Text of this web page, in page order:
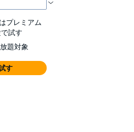
プレミアム
試す
題対象
す